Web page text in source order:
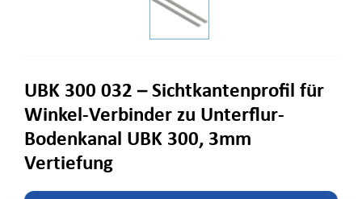
UBK 300 032 – Sichtkantenprofil für
Winkel-Verbinder zu Unterflur-
Bodenkanal UBK 300, 3mm
Vertiefung